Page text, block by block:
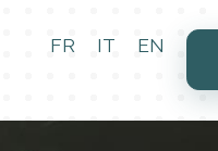
FR IT EN